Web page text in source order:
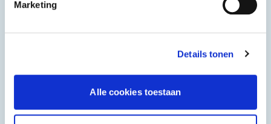
Marketing
Details tonen
Alle cookies toestaan
Het beste, de goedkoopste